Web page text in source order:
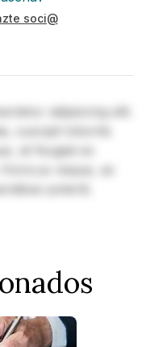
adipiscing elit.
suscipit lobortis
at feugiat ex
neque, ac
potenti.
soci@